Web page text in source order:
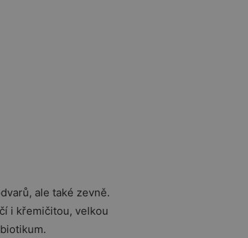
ale také zevně.
i křemičitou, velkou